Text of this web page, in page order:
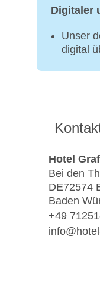
Digitaler
Unser
digital
Hotel
Bei den
DE72574
Baden
+49